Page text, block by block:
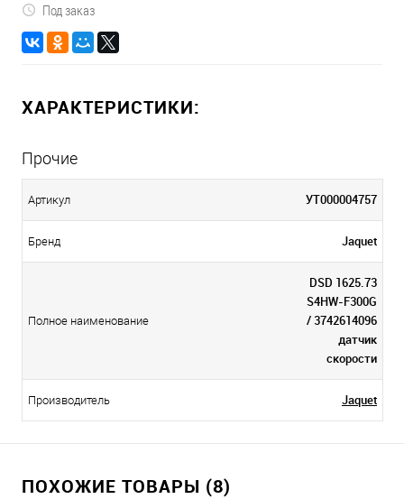
Под заказ
ХАРАКТЕРИСТИКИ:
Прочие
Артикул УТ000004757
Бренд Jaquet
Полное наименование
DSD 1625.73
S4HW-F300G
/ 3742614096
датчик
скорости
Производитель Jaquet
ПОХОЖИЕ ТОВАРЫ (8)